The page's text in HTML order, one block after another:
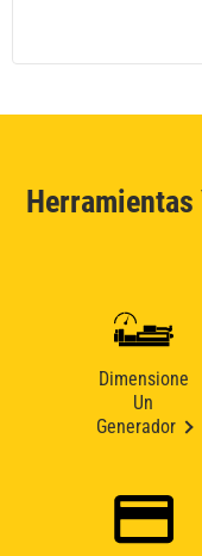
Herramientas
Dimensione
Un
Generador